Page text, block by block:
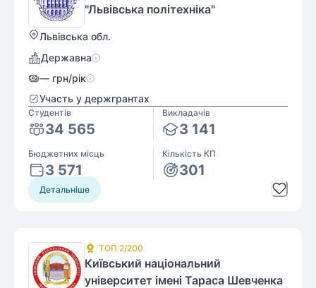
"Львівська політехніка"
Львівська обл.
Державна
— грн/рік
Участь у держгрантах
Студентів
34 565
Викладачів
3 141
Бюджетних місць
3 571
Кількість КП
301
Детальніше
ТОП 2/200
Київський національний
університет імені Тараса Шевченка